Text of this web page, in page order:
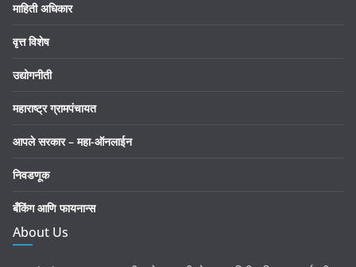
माहिती अधिकार
वृत्त विशेष
उद्योगनीती
महाराष्ट्र ग्रामपंचायत
आपले सरकार – महा-ऑनलाईन
निवडणूक
बँकिंग आणि फायनान्स
About Us